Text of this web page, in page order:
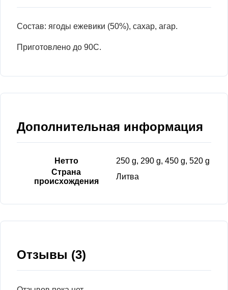
Состав: ягоды ежевики (50%), сахар, агар.
Приготовлено до 90C.
Дополнительная информация
Нетто
250 g, 290 g, 450 g, 520 g
Страна
происхождения
Литва
Отзывы (3)